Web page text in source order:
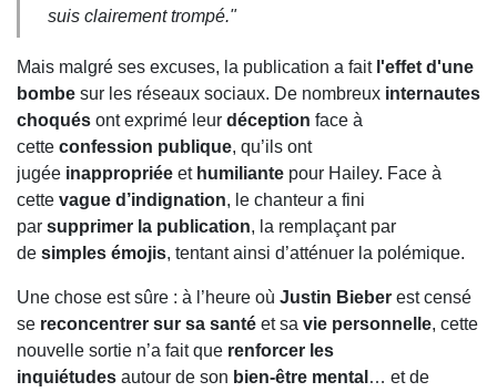
suis clairement trompé."
Mais malgré ses excuses, la publication a fait l'effet d'une
bombe sur les réseaux sociaux. De nombreux internautes
choqués ont exprimé leur déception face à
cette confession publique, qu’ils ont
jugée inappropriée et humiliante pour Hailey. Face à
cette vague d’indignation, le chanteur a fini
par supprimer la publication, la remplaçant par
de simples émojis, tentant ainsi d’atténuer la polémique.
Une chose est sûre : à l’heure où Justin Bieber est censé
se reconcentrer sur sa santé et sa vie personnelle, cette
nouvelle sortie n’a fait que renforcer les
inquiétudes autour de son bien-être mental … et de